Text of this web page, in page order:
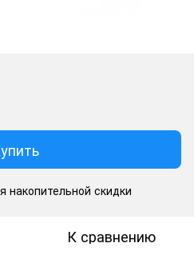
накопительной скидки
К сравнению